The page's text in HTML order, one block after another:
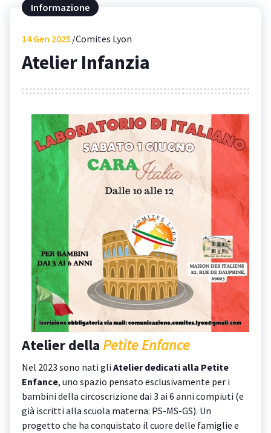
Informazione
14Gen 2025 Comites Lyon
Atelier Infanzia
Atelier dellaPetite Enfance
Nel 2023 sono nati gli Atelier dedicati alla Petite
Enfance, uno spazio pensato esclusivamente per i
bambini della circoscrizione dai 3 ai 6 anni compiuti (e
già iscritti alla scuola materna: PS-MS-GS). Un
progetto che ha conquistato il cuore delle famiglie e